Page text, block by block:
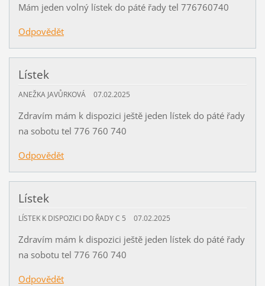
Mám jeden volný lístek do páté řady tel 776760740
Odpovědět
Lístek
ANEŽKA JAVŮRKOVÁ 07.02.2025
Zdravím mám k dispozici ještě jeden lístek do páté řady
na sobotu tel 776 760 740
Odpovědět
Lístek
LÍSTEK K DISPOZICI DO ŘADY C 5 07.02.2025
Zdravím mám k dispozici ještě jeden lístek do páté řady
na sobotu tel 776 760 740
Odpovědět